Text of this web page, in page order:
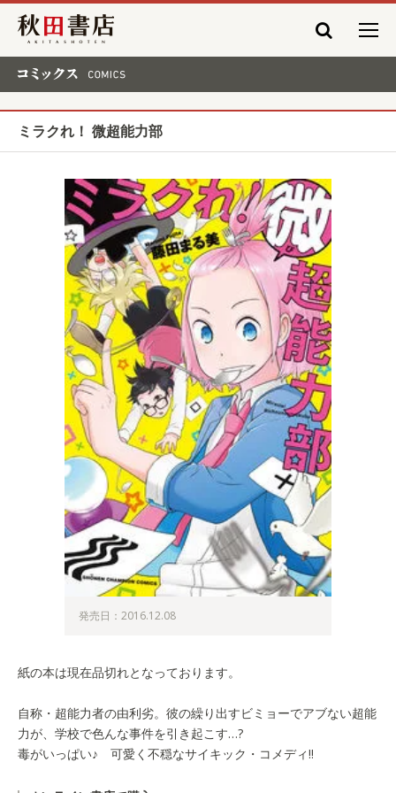
秋田書店
ミラクれ！ 微超能力部
発売日：2016.12.08
紙の本は現在品切れとなっております。
自称・超能力者の由利劣。彼の繰り出すビミョーでアブない超能
力が、学校で色んな事件を引き起こす…?
毒がいっぱい♪ 可愛く不穏なサイキック・コメディ!!